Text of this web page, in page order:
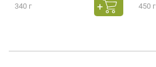
340 г 450 г